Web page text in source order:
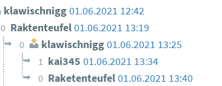
klawischnigg01.06.2021 12:42
0 Raktenteufel01.06.2021 13:19
0 klawischnigg01.06.2021 13:25
1 kai345 01.06.2021 13:34
0 Raketenteufel01.06.2021 13:40